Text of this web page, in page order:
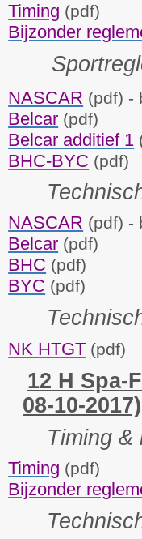
Timing (pdf)
Bijzonder
NASCAR (pdf) -
Belcar (pdf)
Belcar additief 1
BHC-BYC (pdf)
NASCAR (pdf) -
Belcar (pdf)
BHC (pdf)
BYC (pdf)
NK HTGT (pdf)
12 H Spa-
08-10-2017)
Timing &
Timing (pdf)
Bijzonder